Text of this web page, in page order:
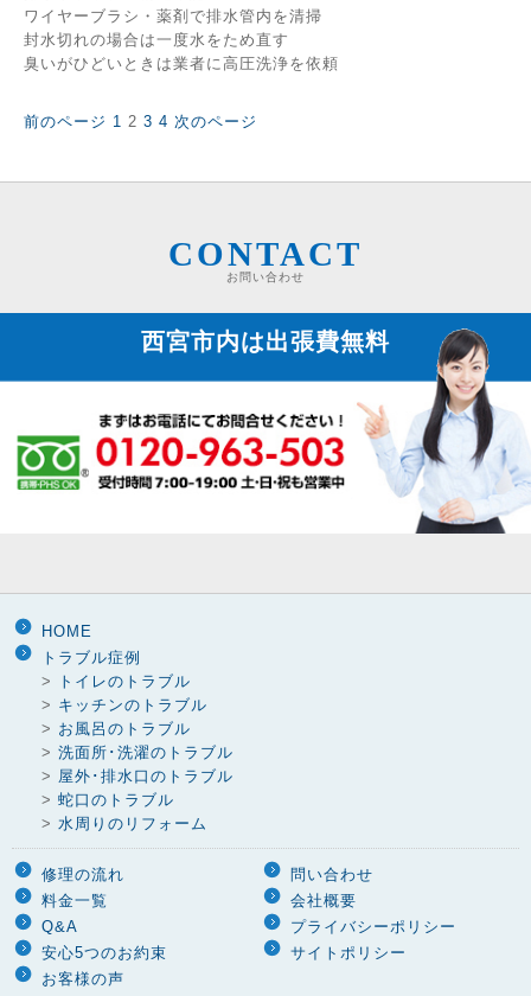
ワイヤーブラシ・薬剤で排水管内を清掃
封水切れの場合は一度水をため直す
臭いがひどいときは業者に高圧洗浄を依頼
投
前のページ 固
1 固
2 固
3 固
4 次のページ
CONTACT
お問い合わせ
西宮市内は出張費無料
HOME
トラブル症例
>
トイレのトラブル
> キッチンのトラブル
> お風呂のトラブル
> 洗面所･洗濯のトラブル
> 屋外･排水口のトラブル
> 蛇口のトラブル
> 水周りのリフォーム
修理の流れ
料金一覧
Q&A
安心5つのお約束
お客様の声
問い合わせ
会社概要
プライバシーポリシー
サイトポリシー